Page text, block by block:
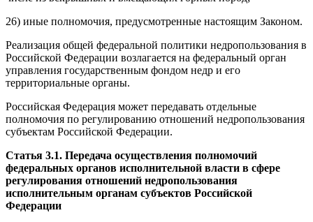
26) иные полномочия, предусмотренные настоящим Законом.
Реализация общей федеральной политики недропользования в
Российской Федерации возлагается на федеральный орган
управления государственным фондом недр и его
территориальные органы.
Российская Федерация может передавать отдельные
полномочия по регулированию отношений недропользования
субъектам Российской Федерации.
Статья 3.1. Передача осуществления полномочий
федеральных органов исполнительной власти в сфере
регулирования отношений недропользования
исполнительным органам субъектов Российской
Федерации